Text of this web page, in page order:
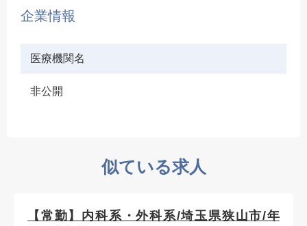
企業情報
医療機関名
非公開
似ている求人
【常勤】内科系・外科系/埼玉県狭山市/年